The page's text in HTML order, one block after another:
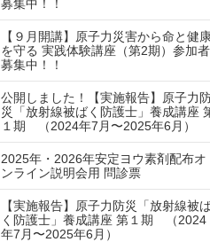
募集中！！
【９月開講】原子力災害から命と健
を守る 実践体験講座（第2期）参加者
募集中！！
公開しました！【実施報告】原子力
災「放射線被ばく防護士」養成講座
１期 （2024年7月〜2025年6月）
2025年・2026年安定ヨウ素剤配布オ
ンライン説明会用 問診票
【実施報告】原子力防災「放射線被
く防護士」養成講座 第１期 （2024
年7月〜2025年6月）